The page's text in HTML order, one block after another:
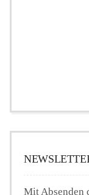
Mit Absenden